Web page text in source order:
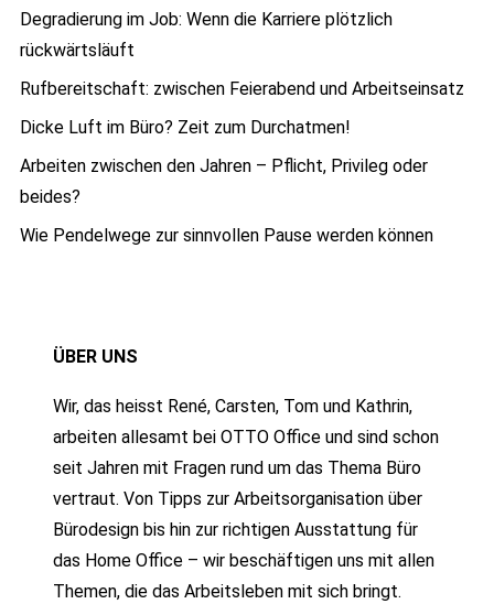
Degradierung im Job: Wenn die Karriere plötzlich
rückwärtsläuft
Rufbereitschaft: zwischen Feierabend und Arbeitseinsatz
Dicke Luft im Büro? Zeit zum Durchatmen!
Arbeiten zwischen den Jahren – Pflicht, Privileg oder
beides?
Wie Pendelwege zur sinnvollen Pause werden können
ÜBER UNS
Wir, das heisst René, Carsten, Tom und Kathrin,
arbeiten allesamt bei OTTO Office und sind schon
seit Jahren mit Fragen rund um das Thema Büro
vertraut. Von Tipps zur Arbeitsorganisation über
Bürodesign bis hin zur richtigen Ausstattung für
das Home Office – wir beschäftigen uns mit allen
Themen, die das Arbeitsleben mit sich bringt.